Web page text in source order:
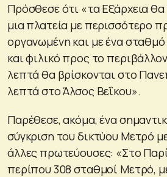
Πρόσθεσε ότι «τα Εξάρχεια
μια πλατεία με περισσότερο
οργανωμένη και με ένα
και φιλικό προς το
λεπτά θα βρίσκονται στο
λεπτά στο Άλσος Βεΐκου».
Παρέθεσε, ακόμα, ένα
σύγκριση του δικτύου Μετρό
άλλες πρωτεύουσες: «Στο
περίπου 308 σταθμοί Μετρό,